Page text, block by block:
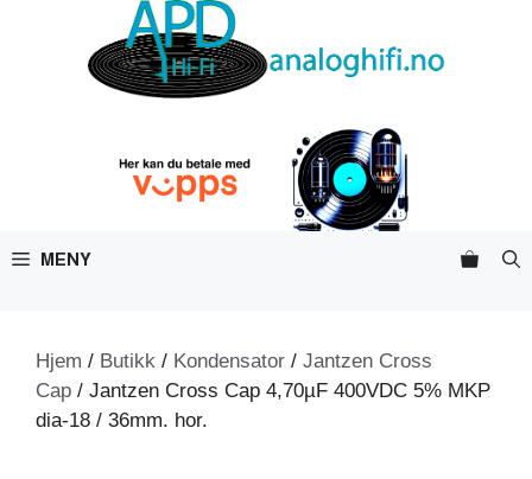
MENY
Hjem / Butikk / Kondensator / Jantzen Cross
Cap / Jantzen Cross Cap 4,70µF 400VDC 5% MKP
dia-18 / 36mm. hor.